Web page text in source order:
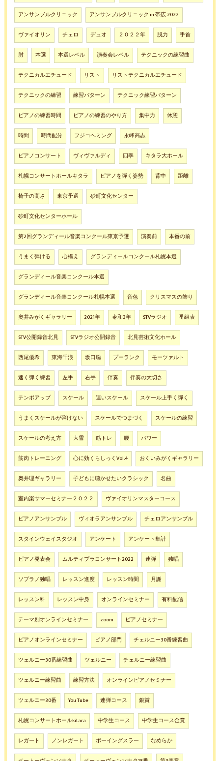
アンサンブルクリニック アンサンブルクリニック in 帯広 2022
ヴァイオリン チェロ デュオ ２０２２年 脱力 手首
肘 本選 本選レベル 演奏会レベル テクニックの練習曲
テクニカルエチュード リスト リストテクニカルエチュード
テクニックの練習 練習パターン テクニック練習パターン
ピアノの練習時間 ピアノの練習のやり方 集中力 休憩
時間 時間配分 フジコヘミング 永峰高志
ピアノコンサート ヴィヴァルディ 四季 キタラ大ホール
札幌コンサートホールキタラ ピアノを弾く姿勢 背中 距離
椅子の高さ 東京予選 砂町文化センター
砂町文化センターホール
第2回グランディール音楽コンクール東京予選 演奏前 本番の前
うまく弾ける 心構え グランディールコンクール札幌本選
グランディール音楽コンクール本選
グランディール音楽コンクール札幌本選 音色 クリスマスの飾り
奥井みがくギャラリー 2021年 令和3年 STVラジオ 番組表
STV公開録音北見 STVラジオ公開録音 北見芸術文化ホール
西尾優希 東海千浪 坂口聡 プーランク モーツァルト
速く弾く練習 左手 右手 伴奏 伴奏の大切さ
テンポアップ スケール 速いスケール スケール上手く弾く
うまくスケールが弾けない スケールでつまづく スケールの練習
スケールの考え方 大雪 筋トレ 腰 パワー
筋肉トレーニング 心に効くらしっくVol.4 おくいみがくギャラリー
奥井理ギャラリー 子どもに聴かせたいクラシック 名曲
室内楽サマーセミナー２０２２ ヴァイオリンマスターコース
ピアノアンサンブル ヴィオラアンサンブル チェロアンサンブル
スタインウェイスタジオ アンケート アンケート集計
ピアノ発表会 ムルティプラコンサート2022 連弾 独唱
ソプラノ独唱 レッスン進度 レッスン時間 月謝
レッスン料 レッスン中身 オンラインセミナー 有料配信
テーマ別オンラインセミナー zoom ピアノセミナー
ピアノオンラインセミナー ピアノ部門 チェルニー30番練習曲
ツェルニー30番練習曲 ツェルニー チェルニー練習曲
ツェルニー練習曲 練習方法 オンラインピアノセミナー
ツェルニー30番 You Tube 連弾コース 銀賞
札幌コンサートホールkitara 中学生コース 中学生コース金賞
レガート ノンレガート ボーイングスラー なめらか